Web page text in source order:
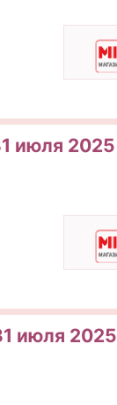
июля 2025
июля 2025